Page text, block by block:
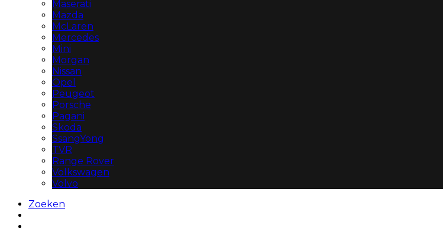
Maserati
Mazda
McLaren
Mercedes
Mini
Morgan
Nissan
Opel
Peugeot
Porsche
Pagani
Skoda
SsangYong
TVR
Range Rover
Volkswagen
Volvo
Zoeken